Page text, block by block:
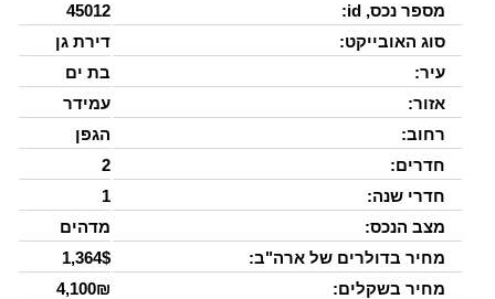
מספר נכס, id:
45012
סוג האובייקט:
דירת גן
עיר:
בת ים
אזור:
עמידר
רחוב:
הגפן
חדרים:
2
חדרי שנה:
1
מצב הנכס:
מדהים
מחיר בדולרים של ארה"ב:
1,364$
מחיר בשקלים:
4,100₪